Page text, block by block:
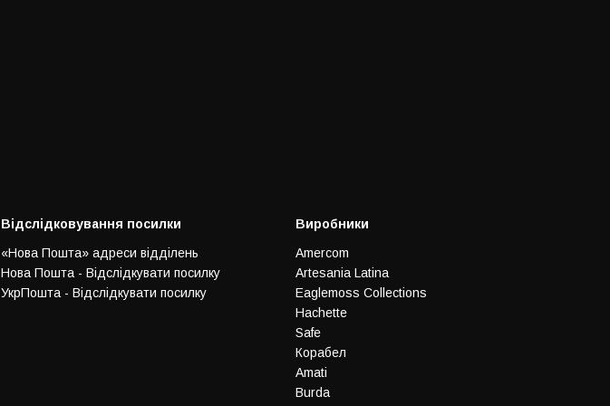
Відслідковування посилки
«Нова Пошта» адреси відділень
Нова Пошта - Відслідкувати посилку
УкрПошта - Відслідкувати посилку
Виробники
Amercom
Artesania Latina
Eaglemoss Collections
Hachette
Safe
Корабел
Amati
Burda